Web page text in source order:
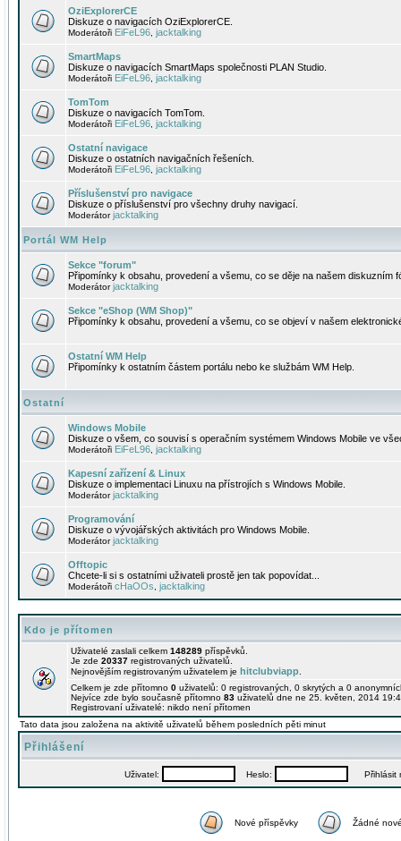
OziExplorerCE
Diskuze o navigacích OziExplorerCE.
Moderátoři EiFeL96 jacktalking
SmartMaps
Diskuze o navigacích SmartMaps společnosti PLAN Studio.
Moderátoři EiFeL96 jacktalking
TomTom
Diskuze o navigacích TomTom.
Moderátoři EiFeL96 jacktalking
Ostatní navigace
Diskuze o ostatních navigačních řešeních.
Moderátoři EiFeL96 jacktalking
Příslušenství pro navigace
Diskuze o příslušenství pro všechny druhy navigací.
Moderátorjacktalking
Portál WM Help
Sekce "forum"
Připomínky k obsahu, provedení a všemu, co se děje na našem diskuzním
Moderátorjacktalking
Sekce "eShop (WM Shop)"
Připomínky k obsahu, provedení a všemu, co se objeví v našem
Ostatní WM Help
Připomínky k ostatním částem portálu nebo ke službám WM Help.
Ostatní
Windows Mobile
Diskuze o všem, co souvisí s operačním systémem Windows Mobile ve
Moderátoři EiFeL96 jacktalking
Kapesní zařízení & Linux
Diskuze o implementaci Linuxu na přístrojích s Windows Mobile.
Moderátorjacktalking
Programování
Diskuze o vývojářských aktivitách pro Windows Mobile.
Moderátorjacktalking
Offtopic
Chcete-li si s ostatními uživateli prostě jen tak popovídat...
Moderátoři cHaOOs jacktalking
Kdo je přítomen
Uživatelé zaslali celkem 148289 příspěvků.
Je zde 20337 registrovaných uživatelů.
Nejnovějším registrovaným uživatelem je hitclubviapp
Celkem je zde přítomno 0 uživatelů: 0 registrovaných, 0 skrytých a 0
Nejvíce zde bylo současně přítomno 83 uživatelů dne ne 25. květen, 2014
Registrovaní uživatelé: nikdo není přítomen
Tato data jsou založena na aktivitě uživatelů během posledních pěti minut
Přihlášení
Uživatel: Heslo: Přihlásit
Nové příspěvky Žádné